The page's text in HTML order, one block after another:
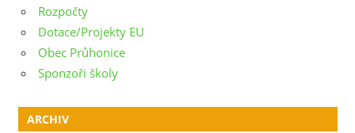
Rozpočty
Dotace/Projekty EU
Obec Průhonice
Sponzoři školy
ARCHIV